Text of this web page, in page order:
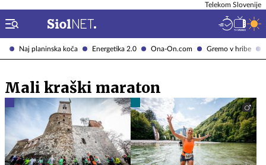
Naj planinska koča Energetika 2.0 Ona-On.com Gremo v hribe
Telekom Slovenije
Mali kraški maraton